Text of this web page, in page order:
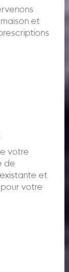
et
votre
de
et
votre